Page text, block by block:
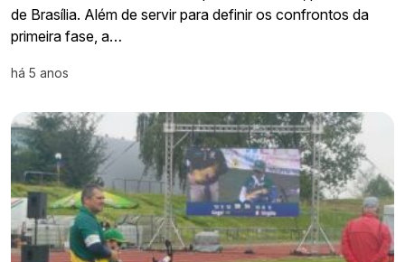
de Brasília. Além de servir para definir os confrontos da
primeira fase, a…
há 5 anos